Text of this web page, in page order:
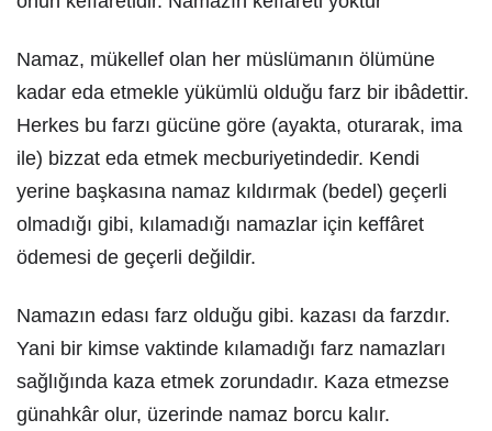
Namaz, mükellef olan her müslümanın ölümüne
kadar eda etmekle yükümlü olduğu farz bir ibâdettir.
Herkes bu farzı gücüne göre (ayakta, oturarak, ima
ile) bizzat eda etmek mecburiyetindedir. Kendi
yerine başkasına namaz kıldırmak (bedel) geçerli
olmadığı gibi, kılamadığı namazlar için keffâret
ödemesi de geçerli değildir.
Namazın edası farz olduğu gibi. kazası da farzdır.
Yani bir kimse vaktinde kılamadığı farz namazları
sağlığında kaza etmek zorundadır. Kaza etmezse
günahkâr olur, üzerinde namaz borcu kalır.